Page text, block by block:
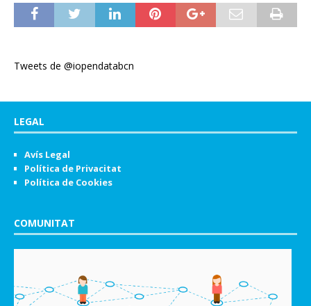
Tweets de @iopendatabcn
LEGAL
Avís Legal
Política de Privacitat
Política de Cookies
COMUNITAT